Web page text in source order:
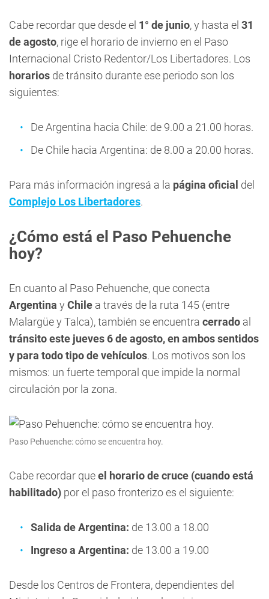
Cabe recordar que desde el 1° de junio, y hasta el 31
de agosto, rige el horario de invierno en el Paso
Internacional Cristo Redentor/Los Libertadores. Los
horarios de tránsito durante ese periodo son los
siguientes:
De Argentina hacia Chile: de 9.00 a 21.00 horas.
De Chile hacia Argentina: de 8.00 a 20.00 horas.
Para más información ingresá a la página oficial del
Complejo Los Libertadores.
¿Cómo está el Paso Pehuenche
hoy?
En cuanto al Paso Pehuenche, que conecta
Argentina y Chile a través de la ruta 145 (entre
Malargüe y Talca), también se encuentra cerrado al
tránsito este jueves 6 de agosto, en ambos sentidos
y para todo tipo de vehículos. Los motivos son los
mismos: un fuerte temporal que impide la normal
circulación por la zona.
Paso Pehuenche: cómo se encuentra hoy.
Cabe recordar queel horario de cruce (cuando está
habilitado) por el paso fronterizo es el siguiente:
Salida de Argentina: de 13.00 a 18.00
Ingreso a Argentina: de 13.00 a 19.00
Desde los Centros de Frontera, dependientes del